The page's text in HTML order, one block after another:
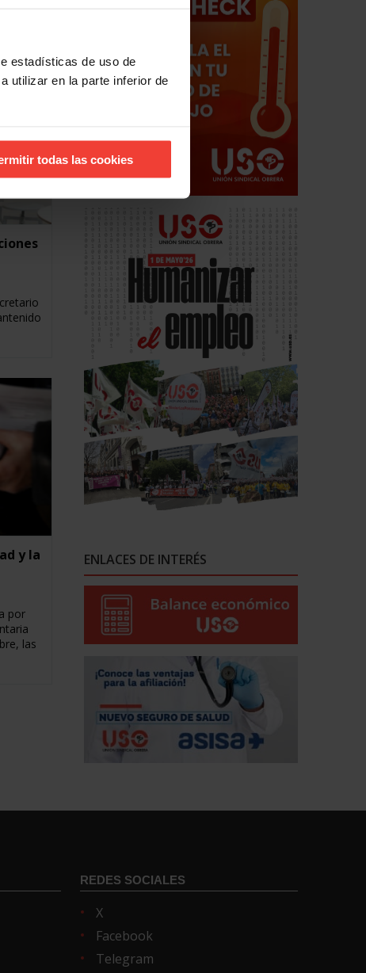
estadísticas de uso de
utilizar en la parte inferior de
todas las cookies
y la
por
las
ENLACES DE INTERÉS
REDES SOCIALES
X
Facebook
Telegram